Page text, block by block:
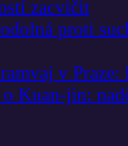
zacvičit
proti
v
o Kuan-jin: